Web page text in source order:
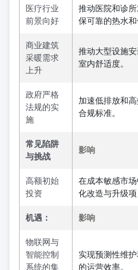
医疗行业
前景向好
推动医院和诊
保可靠的热水和
商业建筑
采暖需求
上升
推动大型设施
室内舒适度。
政府严格
法规的实
施
加速低排放和
合规标准。
常见陷阱
与挑战
影响
高额初始
投资
在成本敏感市
化改造与升级项
机遇： 影响
物联网与
智能控制
系统的集
实现预测性维
的运营效率。